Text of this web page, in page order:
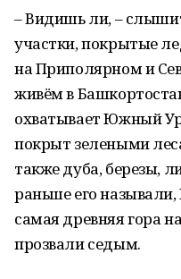
– Видишь ли, –
участки, покрытые
на Приполярном и
живём в
охватывает Южный
покрыт зелеными
также дуба, березы,
раньше его
самая древняя гора
прозвали седым.